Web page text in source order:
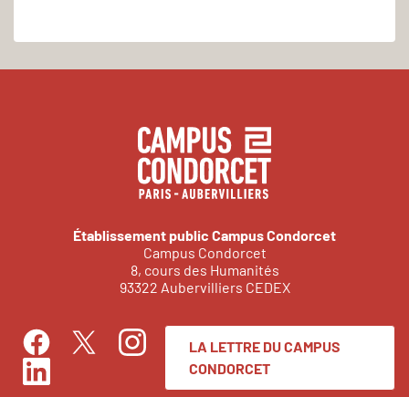
Établissement public Campus Condorcet
Campus Condorcet
8, cours des Humanités
93322 Aubervilliers CEDEX
FacebookTwitterInstagram
LinkedIn
LA LETTRE DU CAMPUS
CONDORCET